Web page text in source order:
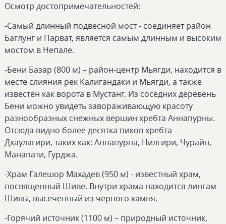
Осмотр достопримечательностей:
-Самый длинный подвесной мост - соединяет район
Баглунг и Парват, является самым длинным и высоким
мостом в Непале.
-Бени Базар (800 м) – район-центр Мьягди, находится в
месте слияния рек Калигандаки и Мьягди, а также
известен как ворота в Мустанг. Из соседних деревень
Бени можно увидеть завораживающую красоту
разнообразных снежных вершин хребта Аннапурны.
Отсюда видно более десятка пиков хребта
Дхаулагири, таких как: Аннапурна, Нилгири, Чурайн,
Манапати, Гурджа.
-Храм Галешор Махадев (950 м) - известный храм,
посвященный Шиве. Внутри храма находится лингам
Шивы, высеченный из черного камня.
-Горячий источник (1100 м) – природный источник,